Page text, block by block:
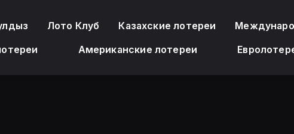
Лото Клуб Казахские лотереи
Американские лотереи